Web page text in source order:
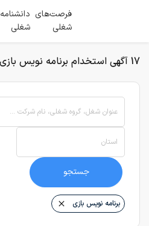
فرصت‌های
شغلی
دانشنامه
شغلی
17 آگهی استخدام برنامه نویس بازی
عنوان شغل، گروه شغلی، نام شرکت ...
استان
جستجو
برنامه نویس بازی